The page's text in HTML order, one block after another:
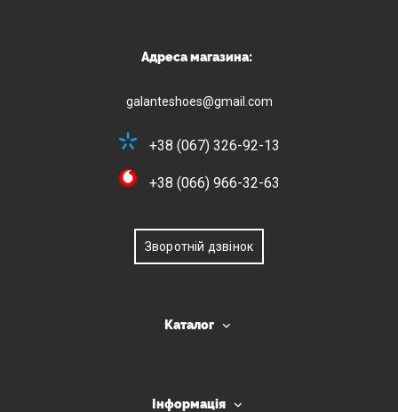
Адреса магазина:
galanteshoes@gmail.com
+38 (067) 326-92-13
+38 (066) 966-32-63
Зворотній дзвінок
Каталог
Інформація